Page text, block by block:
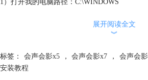
3）这个可以证明你的系统是几位的！ 如果是32
二、win7 64位
展开阅读全文
︾
标签： 会声会影x5 ， 会声会影x7 ， 会声会
安装教程